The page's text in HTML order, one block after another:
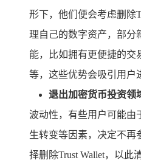
形下，他们便会考虑删除
理自己的数字资产，部分
能，比如拥有更便捷的交
等，这些优势会吸引用户
退出加密货币投资领
波动性，有些用户可能由
生转变等因素，决定不再
择删除Trust Wallet，以此